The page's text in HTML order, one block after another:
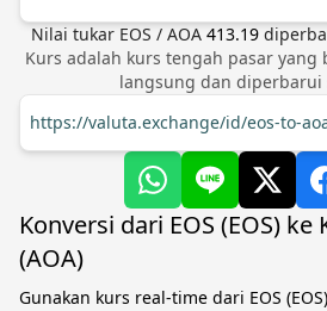
Nilai tukar EOS / AOA 413.19
Kurs adalah kurs tengah pasar yang
langsung dan diperbarui
https://valuta.exchange/id/eos-to-
Konversi dari EOS (EOS) ke
(AOA)
Gunakan kurs real-time dari EOS